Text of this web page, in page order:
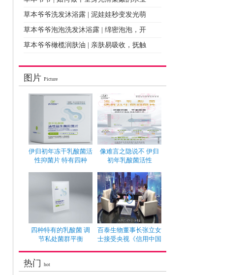
草本爷爷洗发沐浴露 | 泥娃娃秒变发光萌
草本爷爷泡泡洗发沐浴露 | 绵密泡泡，开
草本爷爷橄榄润肤油 | 亲肤易吸收，抚触
图片 Picture
伊归初年冻干乳酸菌活
性抑菌片 特有四种
像难言之隐说不 伊归
初年乳酸菌活性
四种特有的乳酸菌 调
节私处菌群平衡
百泰生物董事长张立女
士接受央视《信用中国
热门 hot